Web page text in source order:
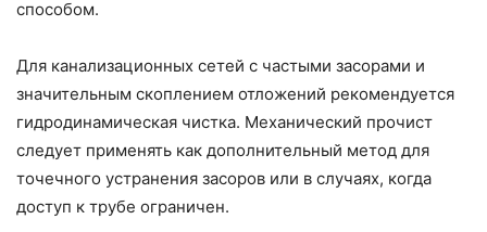
способом.
Для канализационных сетей с частыми засорами и
значительным скоплением отложений рекомендуется
гидродинамическая чистка. Механический прочист
следует применять как дополнительный метод для
точечного устранения засоров или в случаях, когда
доступ к трубе ограничен.